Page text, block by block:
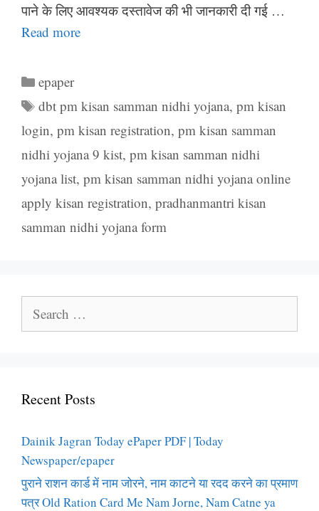
पाने के लिए आवश्यक दस्तावेज की भी जानकारी दी गई …
Read more
Categories
epaper
Tags
dbt pm kisan samman nidhi yojana,pm kisan
login, pm kisan registration, pm kisan samman
nidhi yojana 9 kist, pm kisan samman nidhi
yojana list, pm kisan samman nidhi yojana online
apply kisan registration, pradhanmantri kisan
samman nidhi yojana form
for:
Recent Posts
Dainik Jagran Today ePaper PDF | Today
Newspaper/epaper
पुराने राशन कार्ड में नाम जोरने, नाम काटने या रदद करने का प्रमाण
पत्र Old Ration Card Me Nam Jorne, Nam Catne ya